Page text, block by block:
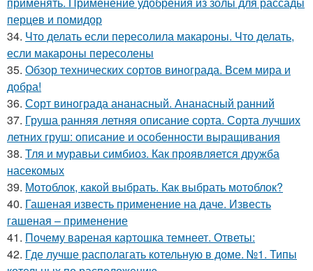
перцев и помидор
34. Что делать если пересолила макароны. Что делать,
если макароны пересолены
35. Обзор технических сортов винограда. Всем мира и
добра!
36. Сорт винограда ананасный. Ананасный ранний
37. Груша ранняя летняя описание сорта. Сорта лучших
летних груш: описание и особенности выращивания
38. Тля и муравьи симбиоз. Как проявляется дружба
насекомых
39. Мотоблок, какой выбрать. Как выбрать мотоблок?
40. Гашеная известь применение на даче. Известь
гашеная – применение
41. Почему вареная картошка темнеет. Ответы:
42. Где лучше располагать котельную в доме. №1. Типы